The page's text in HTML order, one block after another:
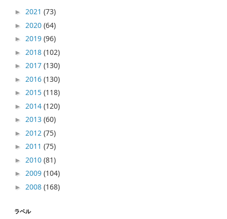
►2021(73)
► 2020(64)
►2019(96)
► 2018(102)
►2017(130)
► 2016(130)
►2015(118)
► 2014(120)
►2013(60)
► 2012(75)
►2011(75)
► 2010(81)
►2009(104)
► 2008(168)
ラベル